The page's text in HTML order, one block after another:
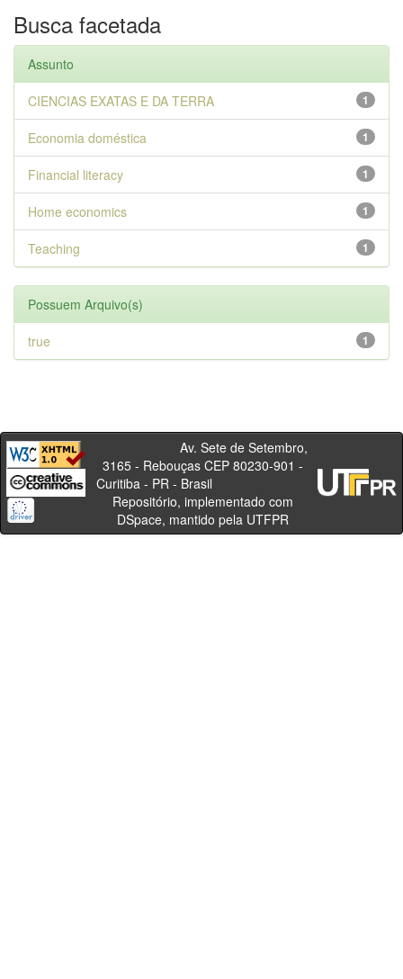
Busca facetada
Assunto
1
CIENCIAS EXATAS E DA TERRA
1
Economia doméstica
1
Financial literacy
1
Home economics
1
Teaching
Possuem Arquivo(s)
1
true
Av. Sete de Setembro,
3165 - Rebouças CEP 80230-901 -
Curitiba - PR - Brasil
Repositório, implementado com
DSpace, mantido pela UTFPR